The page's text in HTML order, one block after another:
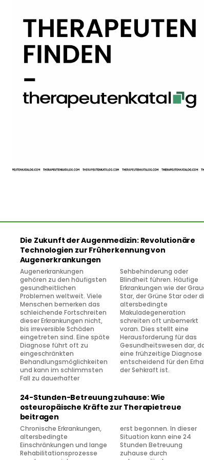
Die Zukunft der Augenmedizin: Revolutionäre
Technologien zur Früherkennung von
Augenerkrankungen
Augenerkrankungen
gehören zu den häufigsten
gesundheitlichen
Problemen weltweit. Viele
Menschen bemerken das
schleichende Fortschreiten
dieser Erkrankungen nicht,
bis irreversible Schäden
eingetreten sind. Eine späte
Diagnose führt oft zu
eingeschränkten
Behandlungsmöglichkeiten
und kann im schlimmsten
Fall zu dauerhafter
Sehbehinderung oder
Blindheit führen. Häufige
Erkrankungen wie der Graue
Star, der Grüne Star oder die
altersbedingte
Makuladegeneration
schreiten oft unbemerkt
voran. Dies stellt eine
Herausforderung für das
Gesundheitswesen dar, da
eine frühzeitige Diagnose
entscheidend für den Erhalt
der Sehkraft ist.
24-Stunden-Betreuung zuhause: Wie
osteuropäische Kräfte zur Therapietreue
beitragen
Chronische Erkrankungen,
altersbedingte
Einschränkungen und lange
Rehabilitationsprozesse
erst begonnen. In dieser
Situation kann eine 24
Stunden Betreuung
zuhause durch